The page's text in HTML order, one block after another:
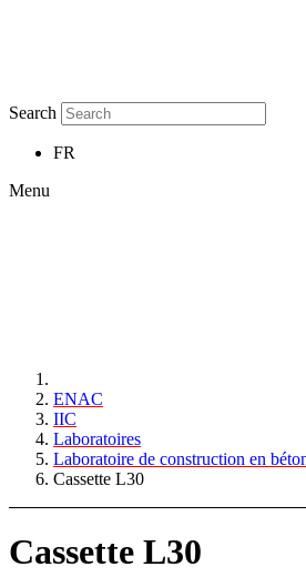
Search
FR
Menu
ENAC
IIC
Laboratoires
Laboratoire de construction en
Cassette L30
Cassette L30